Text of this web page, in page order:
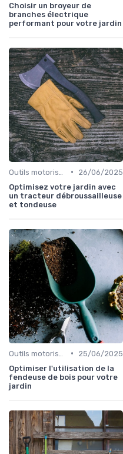
Choisir un broyeur de
branches électrique
performant pour votre jardin
•
26/06/2025
Optimisez votre jardin avec
un tracteur débroussailleuse
et tondeuse
•
25/06/2025
Optimiser l'utilisation de la
fendeuse de bois pour votre
jardin